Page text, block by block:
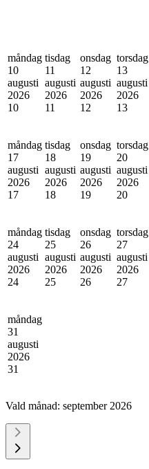
måndag
10
augusti
2026
10
tisdag
11
augusti
2026
11
onsdag
12
augusti
2026
12
torsdag
13
augusti
2026
13
måndag
17
augusti
2026
17
tisdag
18
augusti
2026
18
onsdag
19
augusti
2026
19
torsdag
20
augusti
2026
20
måndag
24
augusti
2026
24
tisdag
25
augusti
2026
25
onsdag
26
augusti
2026
26
torsdag
27
augusti
2026
27
måndag
31
augusti
2026
31
Vald månad: september 2026